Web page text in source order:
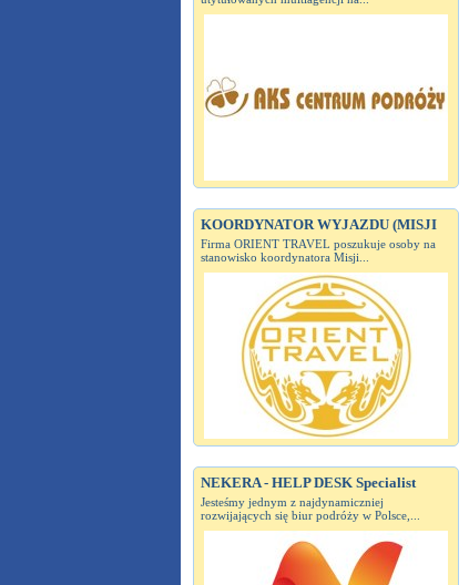
KOORDYNATOR WYJAZDU (MISJI
Firma ORIENT TRAVEL poszukuje osoby na
stanowisko koordynatora Misji...
NEKERA - HELP DESK Specialist
Jesteśmy jednym z najdynamiczniej
rozwijających się biur podróży w Polsce,...